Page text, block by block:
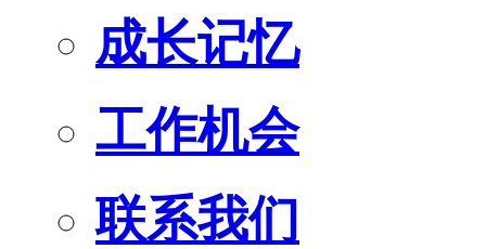
成长记忆
工作机会
联系我们